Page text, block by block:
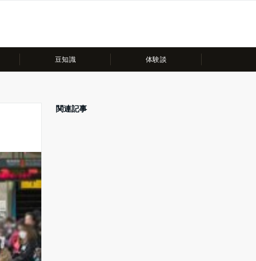
豆知識 体験談
関連記事